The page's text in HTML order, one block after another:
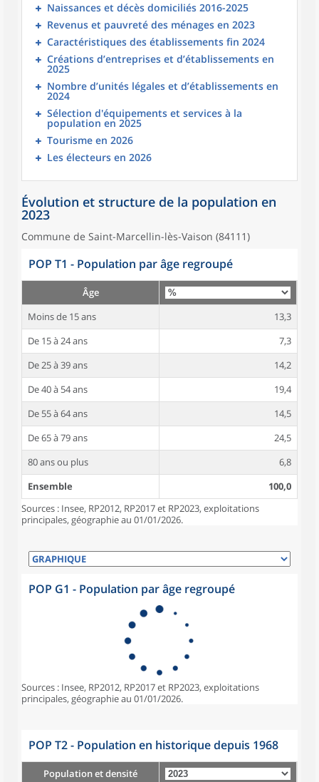
Naissances et décès domiciliés 2016-2025
Revenus et pauvreté des ménages en 2023
Caractéristiques des établissements fin 2024
Créations d’entreprises et d’établissements en
2025
Nombre d’unités légales et d’établissements en
2024
Sélection d'équipements et services à la
population en 2025
Tourisme en 2026
Les électeurs en 2026
Évolution et structure de la population en
2023
Commune de Saint-Marcellin-lès-Vaison (84111)
POP T1 - Population par âge regroupé
Âge
Moins de 15 ans
13,3
De 15 à 24 ans
7,3
De 25 à 39 ans
14,2
De 40 à 54 ans
19,4
De 55 à 64 ans
14,5
De 65 à 79 ans
24,5
80 ans ou plus
6,8
Ensemble
100,0
Sources : Insee, RP2012, RP2017 et RP2023, exploitations
principales, géographie au 01/01/2026.
POP G1 - Population par âge regroupé
Sources : Insee, RP2012, RP2017 et RP2023, exploitations
principales, géographie au 01/01/2026.
POP T2 - Population en historique depuis 1968
Population et densité